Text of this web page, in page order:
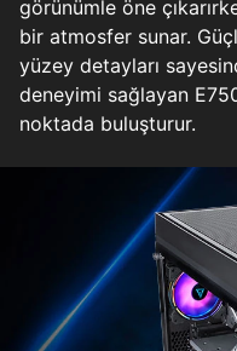
görünümle öne
bir atmosfer sunar.
yüzey detayları
deneyimi sağlayan
noktada buluşturur.